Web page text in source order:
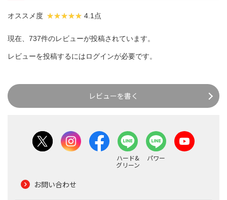
オススメ度 4.1点
現在、737件のレビューが投稿されています。
レビューを投稿するにはログインが必要です。
レビューを書く
ハード&
グリーン
パワー
お問い合わせ